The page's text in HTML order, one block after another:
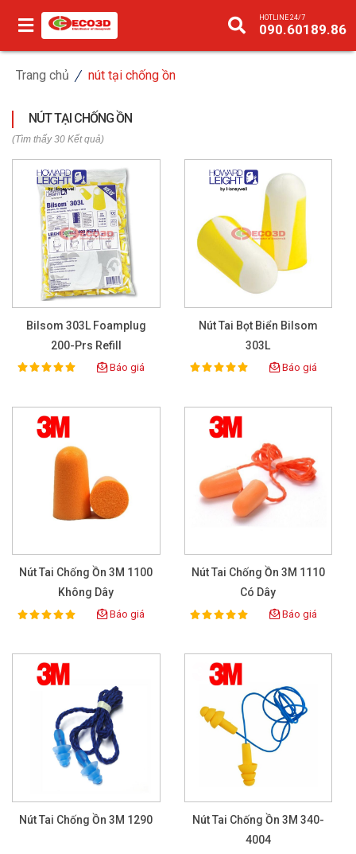
HOTLINE 24/7
090.60189.86
Trang chủ nút tại chống ồn
NÚT TẠI CHỐNG ỒN
(Tìm thấy 30 Kết quả)
Bilsom 303L Foamplug
200-Prs Refill
Rating:
100% Báo giá
Nút Tai Bọt Biển Bilsom
303L
Rating:
100% Báo giá
Nút Tai Chống Ồn 3M 1100
Không Dây
Rating:
100% Báo giá
Nút Tai Chống Ồn 3M 1110
Có Dây
Rating:
100% Báo giá
Nút Tai Chống Ồn 3M 1290
Nút Tai Chống Ồn 3M 340-
4004